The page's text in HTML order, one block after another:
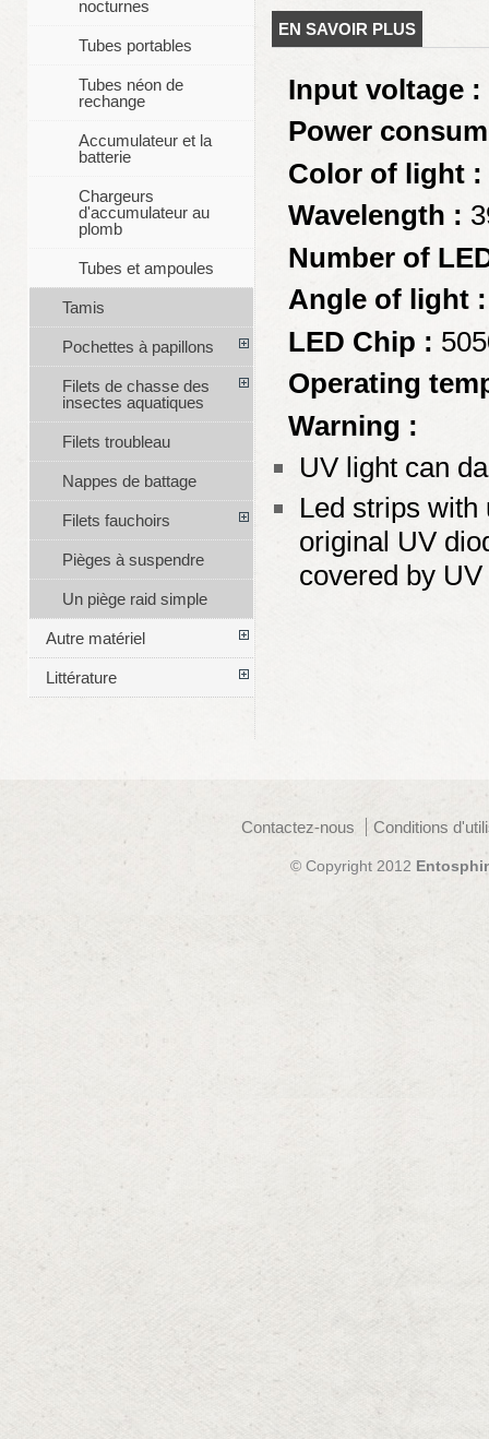
EN SAVOIR PLUS
Input voltage :
Power
Color of light :
Wavelength :
Number of
Angle of light :
LED Chip :
Operating
Warning :
UV light can
Led strips with
original UV
covered by
nocturnes
Tubes portables
Tubes néon de
rechange
Accumulateur et la
batterie
Chargeurs
d'accumulateur au
plomb
Tubes et ampoules
Tamis
Pochettes à papillons
Filets de chasse des
insectes aquatiques
Filets troubleau
Nappes de battage
Filets fauchoirs
Pièges à suspendre
Un piège raid simple
Autre matériel
Littérature
Contactez-nous Conditions
© Copyright 2012